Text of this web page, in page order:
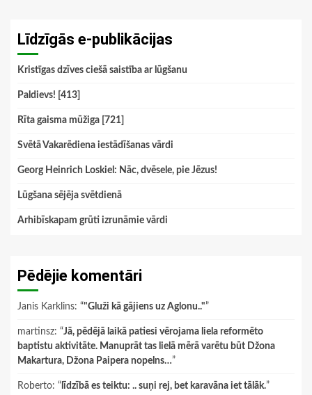
Līdzīgās e-publikācijas
Kristīgas dzīves ciešā saistība ar lūgšanu
Paldievs! [413]
Rīta gaisma mūžiga [721]
Svētā Vakarēdiena iestādīšanas vārdi
Georg Heinrich Loskiel: Nāc, dvēsele, pie Jēzus!
Lūgšana sējēja svētdienā
Arhibīskapam grūti izrunāmie vārdi
Pēdējie komentāri
Janis Karklins: “"Gluži kā gājiens uz Aglonu.."”
martinsz: “Jā, pēdējā laikā patiesi vērojama liela reformēto
baptistu aktivitāte. Manuprāt tas lielā mērā varētu būt Džona
Makartura, Džona Paipera nopelns…”
Roberto: “ līdzībā es teiktu: .. suņi rej, bet karavāna iet tālāk.”